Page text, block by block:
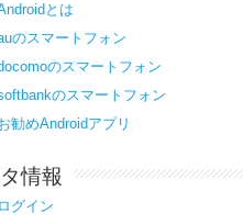
とは
のスマートフォン
のスマートフォン
のスマートフォン
勧めAndroidアプリ
情報
ログイン